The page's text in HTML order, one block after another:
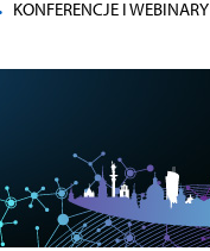
KONFERENCJE I WEBINARY